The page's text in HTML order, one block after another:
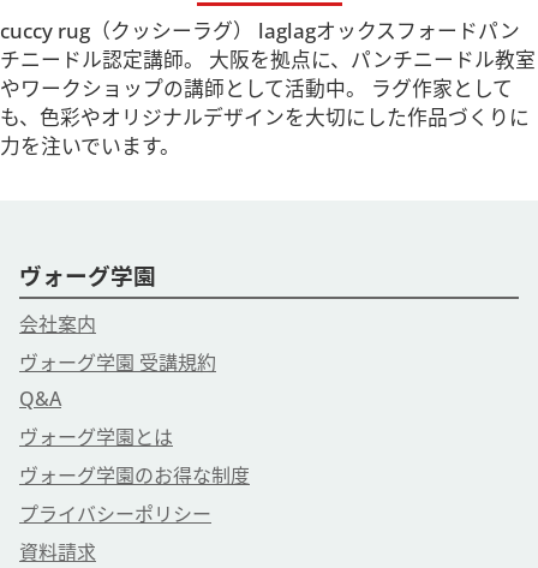
cuccy rug（クッシーラグ） laglagオックスフォードパン
チニードル認定講師。 大阪を拠点に、パンチニードル教室
やワークショップの講師として活動中。 ラグ作家として
も、色彩やオリジナルデザインを大切にした作品づくりに
力を注いでいます。
ヴォーグ学園
会社案内
ヴォーグ学園 受講規約
Q&A
ヴォーグ学園とは
ヴォーグ学園のお得な制度
プライバシーポリシー
資料請求